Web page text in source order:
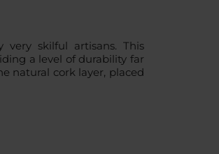
skilful artisans. This
a level of durability far
natural cork layer, placed